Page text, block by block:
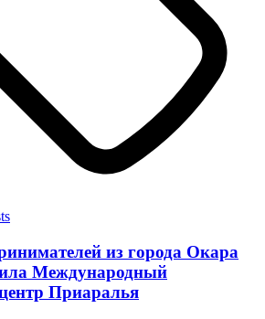
из города Окара
Международный
Приаралья